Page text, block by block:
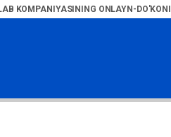
KOMPANIYASINING ONLAYN-DO'KONI